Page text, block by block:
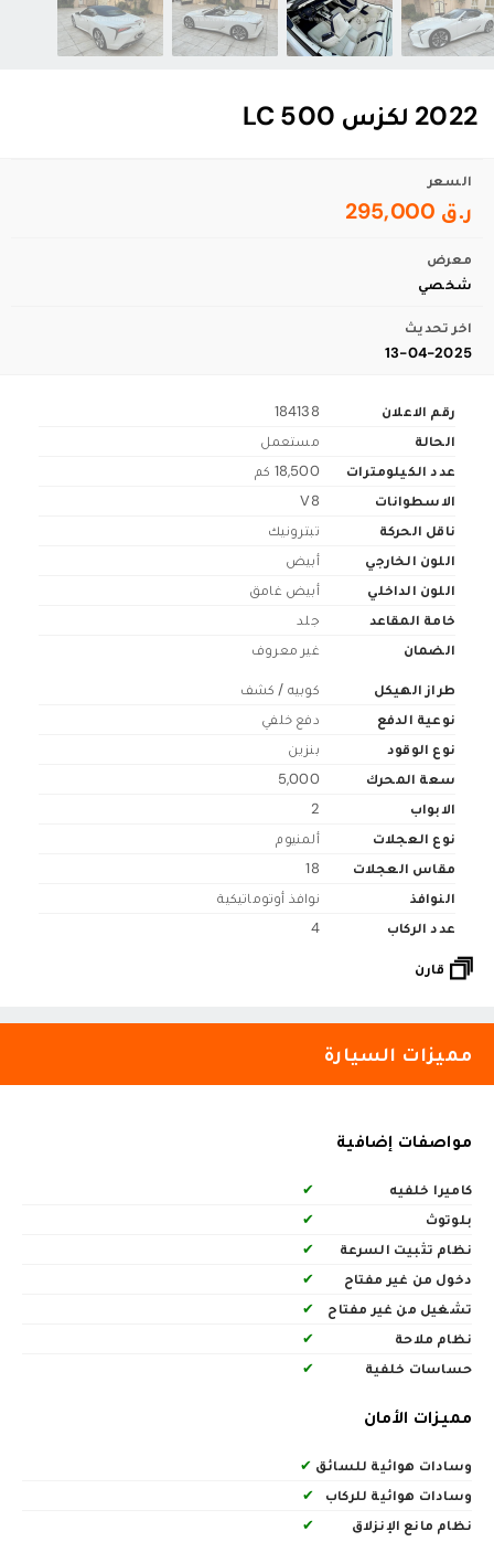
2022 لكزس LC 500
السعر
ر.ق 295,000
معرض
شخصي
اخر تحديث
13-04-2025
رقم الاعلان
184138
الحالة
مستعمل
عدد الكيلومترات
18,500 كم
الاسطوانات
V8
ناقل الحركة
تبترونيك
اللون الخارجي
أبيض
اللون الداخلي
أبيض غامق
خامة المقاعد
جلد
الضمان
غير معروف
طراز الهيكل
كوبيه / كشف
نوعية الدفع
دفع خلفي
نوع الوقود
بنزين
سعة المحرك
5,000
الابواب
2
نوع العجلات
ألمنيوم
مقاس العجلات
18
النوافذ
نوافذ أوتوماتيكية
عدد الركاب
4
قارن
مميزات السيارة
مواصفات إضافية
كاميرا خلفيه
✔
بلوتوث
✔
نظام تثبيت السرعة
✔
دخول من غير مفتاح
✔
تشغيل من غير مفتاح
✔
نظام ملاحة
✔
حساسات خلفية
✔
مميزات الأمان
وسادات هوائية للسائق ✔
وسادات هوائية للركاب
✔
نظام مانع الإنزلاق
✔